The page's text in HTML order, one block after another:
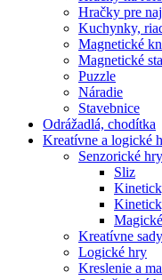
Hračky pre
Kuchynky,
Magnetické
Magnetické
Puzzle
Náradie
Stavebnice
Odrážadlá, chodítka
Kreatívne a logické
Senzorické hry
Sliz
Kreatívne sady
Logické hry
Kreslenie a